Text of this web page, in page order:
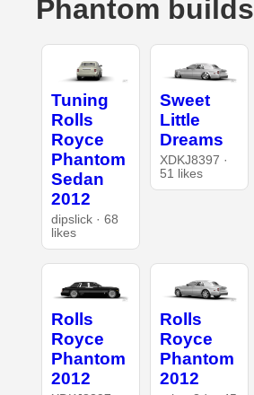
Phantom builds
Tuning
Rolls
Royce
Phantom
Sedan
2012
dipslick · 68
likes
Sweet
Little
Dreams
XDKJ8397 ·
51 likes
Rolls
Royce
Phantom
2012
Rolls
Royce
Phantom
2012